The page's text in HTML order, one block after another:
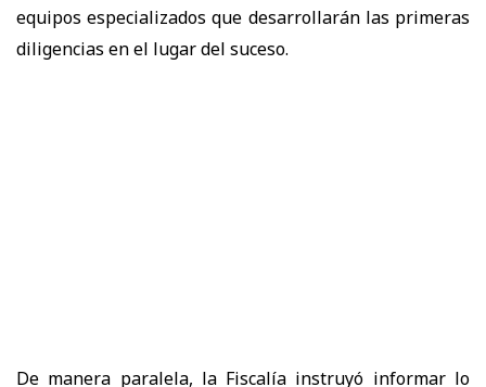
equipos especializados que desarrollarán las primeras
diligencias en el lugar del suceso.
De manera paralela, la Fiscalía instruyó informar lo